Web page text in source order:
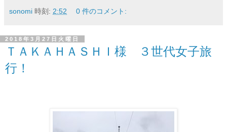
sonomi 時刻: 2:52 0 件のコメント:
2018年3月27日火曜日
ＴＡＫＡＨＡＳＨＩ様 ３世代女子旅
行！